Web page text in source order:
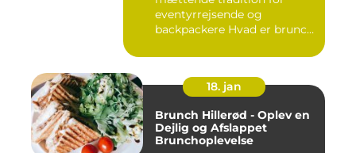
eventyrrejsende og
backpackere Hvad er brunch
18. jan
Brunch Hillerød - Oplev en
Dejlig og Afslappet
Brunchoplevelse